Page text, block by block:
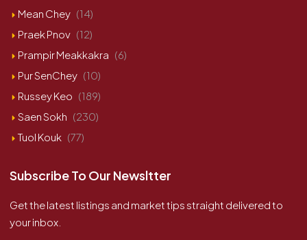
Mean Chey (14)
Praek Pnov (12)
Prampir Meakkakra (6)
Pur SenChey (10)
Russey Keo (189)
Saen Sokh (230)
Tuol Kouk (77)
Subscribe To Our Newsltter
Get the latest listings and market tips straight delivered to
your inbox.